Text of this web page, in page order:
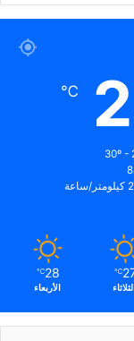
℃
℃
28
℃
الأربعاء